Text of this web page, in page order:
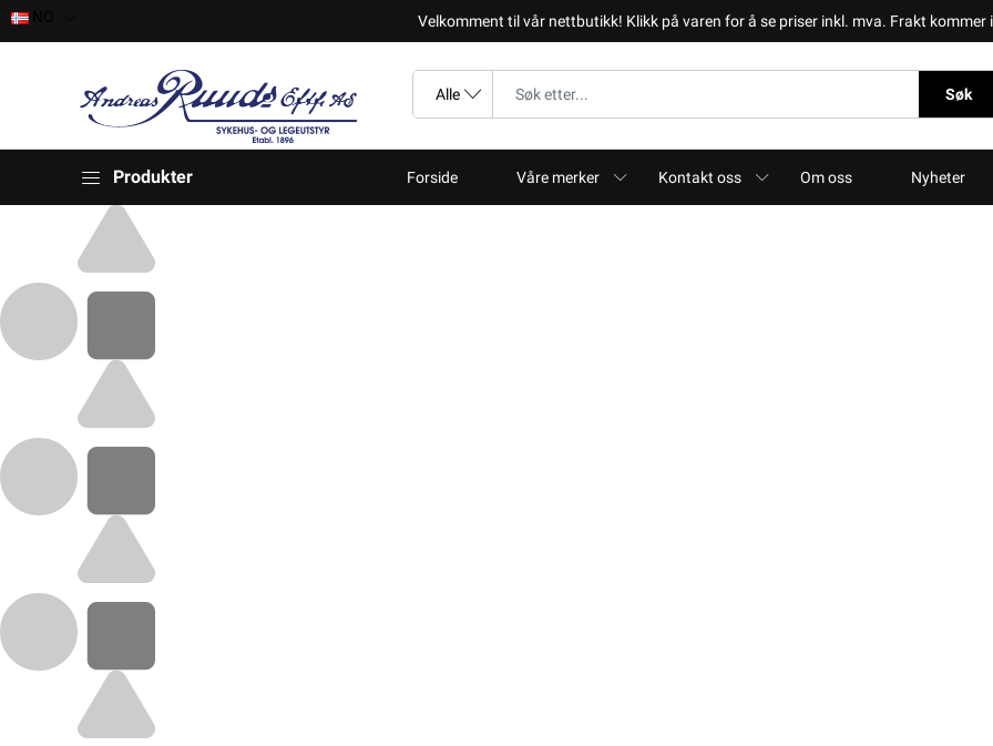
Velkomment til vår nettbutikk! Klikk på varen for å se priser inkl. mva. Frakt kommer
Søk
Produkter Forside Våre merker Kontakt oss Om oss Nyheter